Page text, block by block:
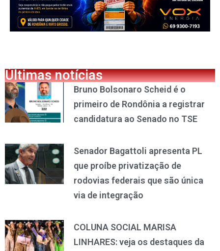
Últimas notícias
Bruno Bolsonaro Scheid é o
primeiro de Rondônia a registrar
candidatura ao Senado no TSE
Senador Bagattoli apresenta PL
que proíbe privatização de
rodovias federais que são única
via de integração
COLUNA SOCIAL MARISA
LINHARES: veja os destaques da